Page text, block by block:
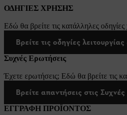
ΟΔΗΓΙΕΣ ΧΡΗΣΗΣ
Εδώ θα βρείτε τις κατάλληλες
Βρείτε τις οδηγίες
Συχνές Ερωτήσεις
Έχετε ερωτήσεις; Εδώ θα βρείτε τις
Βρείτε απαντήσεις στις
ΕΓΓΡΑΦΗ ΠΡΟΪΟΝΤΟΣ